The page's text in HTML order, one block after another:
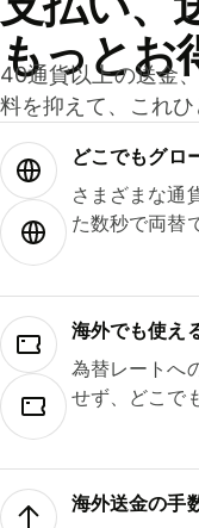
もっとお
40通貨以上の送金
料を抑えて、これひ
どこでもグ⁠ロ⁠
さまざまな通
た数秒で両替
海外でも使え
為替レートへ
せず、どこで
海外送金の手